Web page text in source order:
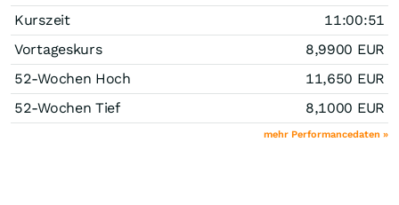
Kurszeit
11:00:51
Vortageskurs
8,9900 EUR
52-Wochen Hoch
11,650 EUR
52-Wochen Tief
8,1000 EUR
mehr Performancedaten »